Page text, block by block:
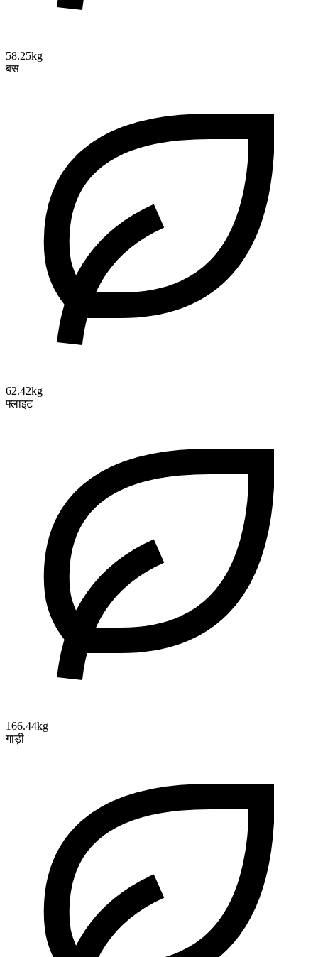
58.25kg
बस
62.42kg
फ्लाइट
166.44kg
गाड़ी